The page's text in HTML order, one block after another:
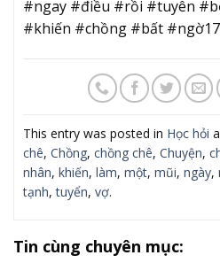
#ngay #điều #rồi #tuyên
#khiến #chồng #bất
This entry was posted in Học hỏi
chê, Chồng, chồng chê, Chuyện,
nhân, khiến, làm, một, mũi, ngày,
tạnh,tuyển, vợ.
Tin cùng chuyên mục: